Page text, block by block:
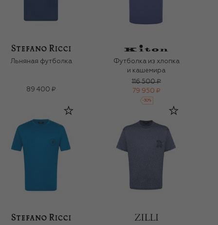
Льняная футболка
89 400 ₽
Футболка из хлопка
и кашемира
116 500 ₽
79 950 ₽
-30%